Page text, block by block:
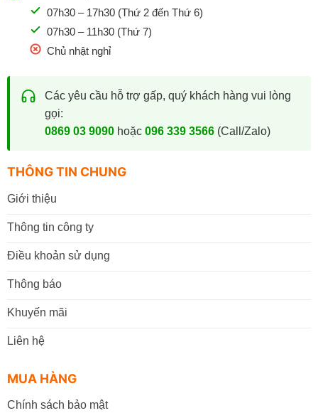
07h30 – 17h30 (Thứ 2 đến Thứ 6)
07h30 – 11h30 (Thứ 7)
Chủ nhật nghỉ
Các yêu cầu hỗ trợ gấp, quý khách hàng vui lòng
gọi:
0869 03 9090hoặc 096 339 3566(Call/Zalo)
THÔNG TIN CHUNG
Giới thiệu
Thông tin công ty
Điều khoản sử dụng
Thông báo
Khuyến mãi
Liên hệ
MUA HÀNG
Chính sách bảo mật